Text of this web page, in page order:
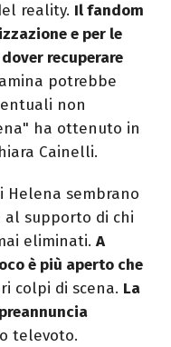
reality. Il fandom
e per le
recuperare
potrebbe
non
ha ottenuto in
Cainelli.
Helena sembrano
al supporto di chi
eliminati. A
è più aperto che
colpi di scena. La
televoto.